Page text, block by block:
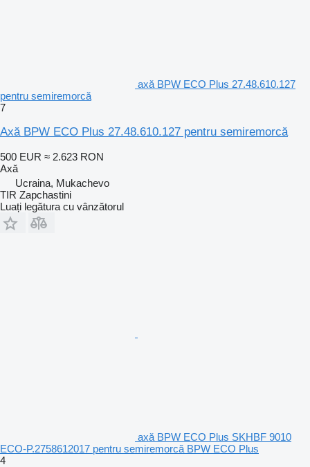
axă BPW ECO Plus 27.48.610.127
pentru semiremorcă
7
Axă BPW ECO Plus 27.48.610.127 pentru semiremorcă
500 EUR ≈ 2.623 RON
Axă
Ucraina, Mukachevo
TIR Zapchastini
Luați legătura cu vânzătorul
axă BPW ECO Plus SKHBF 9010
ECO-P.2758612017 pentru semiremorcă BPW ECO Plus
4